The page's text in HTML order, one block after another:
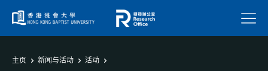
菜单
主页 新闻与活动 活动